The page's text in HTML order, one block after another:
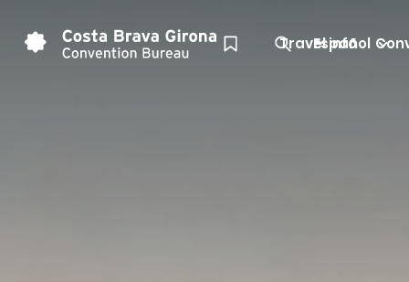
Travel info
Español